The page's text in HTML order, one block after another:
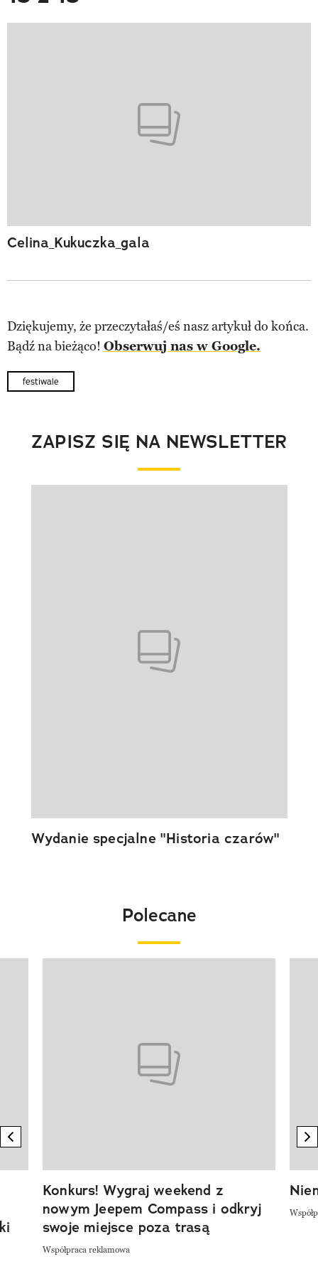
Celina_Kukuczka_gala
Dziękujemy, że przeczytałaś/eś nasz artykuł do końca.
Bądź na bieżąco! Obserwuj nas w Google.
festiwale
ZAPISZ SIĘ NA NEWSLETTER
Wydanie specjalne "Historia czarów"
Polecane
previous element
Konkurs! Wygraj weekend z
nowym Jeepem Compass i odkryj
swoje miejsce poza trasą
Współpraca reklamowa